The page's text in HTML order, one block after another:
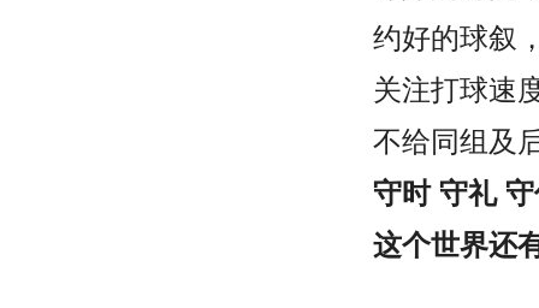
约好的球叙
关注打球速
不给同组及
守时 守礼
这个世界还